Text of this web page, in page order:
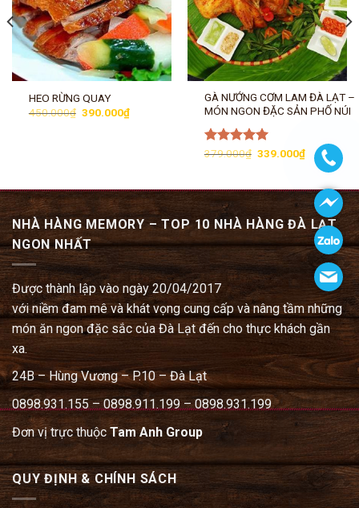
HEO RỪNG QUAY
450.000₫ Giá
390.000₫Giá
hiện
GÀ NƯỚNG CƠM LAM ĐÀ LẠT –
MÓN NGON ĐẶC SẢN PHỐ NÚI
Được xếp
379.000₫ Giá
339.000₫Giá
hiện
339.000₫.
NHÀ HÀNG MEMORY – TOP 10 NHÀ HÀNG ĐÀ LẠT
NGON NHẤT
Được thành lập vào ngày 20/04/2017
với niềm đam mê và khát vọng cung cấp và nâng tầm những
món ăn ngon đặc sắc của Đà Lạt đến cho thực khách gần
xa.
24B – Hùng Vương – P.10 – Đà Lạt
0898.931.155 – 0898.911.199 – 0898.931.199
Đơn vị trực thuộcTam Anh Group
QUY ĐỊNH & CHÍNH SÁCH